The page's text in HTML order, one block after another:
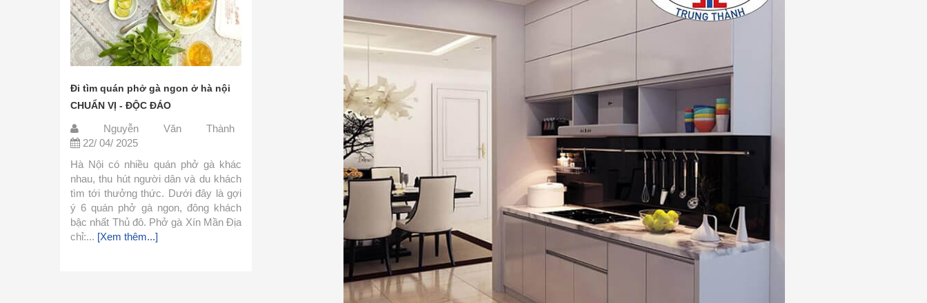
Đi tìm quán phở gà ngon ở hà nội
CHUẨN VỊ - ĐỘC ĐÁO
Nguyễn Văn Thành
Hà Nội có nhiều quán phở gà khác
nhau, thu hút người dân và du khách
tìm tới thưởng thức. Dưới đây là gợi
ý 6 quán phở gà ngon, đông khách
bậc nhất Thủ đô. Phở gà Xín Mần Địa
[Xem thêm...]
Các nguyên liệu nấu phở bò đơn
Nguyễn Văn Thành
Phở là món ăn thơm ngon nhưng lại
khá đơn giản trong cách chế biến.
Hôm nay mình xin chia sẻ cách nấu
phở đơn giản này và cùng vào bếp
làm ngay với mình nhé. 1.Nguyên
[Xem
Tìm hiểu cách nấu phở gà NGON -
ĐẬM ĐÀ - ĐƠN GIẢN
Nguyễn Văn Thành
Món phở gà thơm ngon, đậm đà,
nóng hổi vừa thổi vừa ăn do chính tay
bạn tự làm đãi cả nhà thì còn gì
bằng? Vậy bạn đã biết cách làm phở
gà chưa? Cùng tham khảo công
thức...[Xem thêm...]
Cách nấu phở bò hà nội ngon CỰC
ĐƠN GIẢN ai cũng làm được
Nguyễn Văn Thành
Không phải ngẫu nhiên phở bò lại
được các đầu bếp hàng đầu thế giới
bình chọn là món ăn nên thử ít nhất 1
lần trong đời. Đằng sau mỗi tô phở ấy
là một hương vị đặc trưng...[Xem
thêm...]